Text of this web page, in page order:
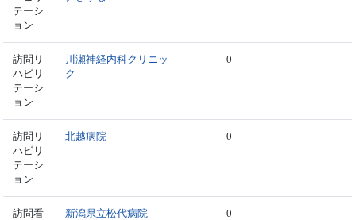
テーシ
ョン
訪問リ
ハビリ
テーシ
ョン
川瀬神経内科クリニッ
ク
0
訪問リ
ハビリ
テーシ
ョン
北越病院 0
訪問看
新潟県立松代病院 0